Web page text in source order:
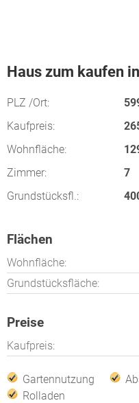
Haus zum kaufen
PLZ /Ort:
Kaufpreis:
Wohnfläche:
Zimmer:
7
Grundstücksfl.:
Flächen
Wohnfläche:
Grundstücksfläche:
Preise
Kaufpreis:
Gartennutzung
Rolladen